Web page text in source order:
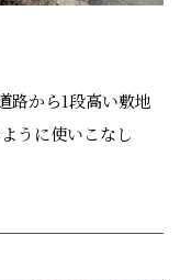
路から1段高い敷地
うに使いこなし